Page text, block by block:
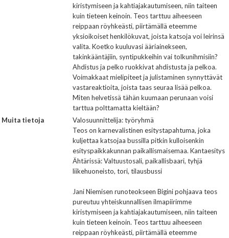
kiristymiseen ja kahtiajakautumiseen, niin taiteen
kuin tieteen keinoin. Teos tarttuu aiheeseen
reippaan röyhkeästi, piirtämällä eteemme
yksioikoiset henkilökuvat, joista katsoja voi leirinsä
valita. Koetko kuuluvasi ääriainekseen,
takinkääntäjiin, syntipukkeihin vai tolkunihmisiin?
Ahdistus ja pelko ruokkivat ahdistusta ja pelkoa.
Voimakkaat mielipiteet ja julistaminen synnyttävät
vastareaktioita, joista taas seuraa lisää pelkoa.
Miten helvetissä tähän kuumaan perunaan voisi
tarttua polttamatta kieltään?
Muita tietoja
Valosuunnittelija: työryhmä
Teos on karnevalistinen esitystapahtuma, joka
kuljettaa katsojaa bussilla pitkin kulloisenkin
esityspaikkakunnan paikallismaisemaa. Kantaesitys
Ähtärissä: Valtuustosali, paikallisbaari, tyhjä
liikehuoneisto, tori, tilausbussi
Jani Niemisen runoteokseen Bigini pohjaava teos
pureutuu yhteiskunnallisen ilmapiirimme
kiristymiseen ja kahtiajakautumiseen, niin taiteen
kuin tieteen keinoin. Teos tarttuu aiheeseen
reippaan röyhkeästi, piirtämällä eteemme